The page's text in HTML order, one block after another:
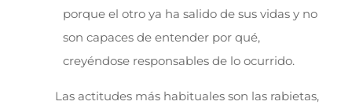
porque el otro ya ha salido de sus vidas y no
son capaces de entender por qué,
creyéndose responsables de lo ocurrido.
Las actitudes más habituales son las rabietas,